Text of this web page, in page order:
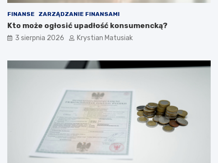
FINANSE ZARZĄDZANIE FINANSAMI
Kto może ogłosić upadłość konsumencką?
3 sierpnia 2026 Krystian Matusiak